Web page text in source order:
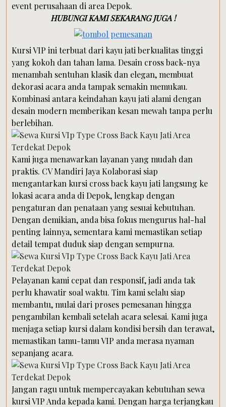
event perusahaan di area Depok.
HUBUNGI KAMI SEKARANG JUGA !
Kursi VIP ini terbuat dari kayu jati berkualitas tinggi
yang kokoh dan tahan lama. Desain cross back-nya
menambah sentuhan klasik dan elegan, membuat
dekorasi acara anda tampak semakin memukau.
Kombinasi antara keindahan kayu jati alami dengan
desain modern memberikan kesan mewah tanpa perlu
berlebihan.
Kami juga menawarkan layanan yang mudah dan
praktis. CV Mandiri Jaya Kolaborasi siap
mengantarkan kursi cross back kayu jati langsung ke
lokasi acara anda di Depok, lengkap dengan
pengaturan dan penataan yang sesuai kebutuhan.
Dengan demikian, anda bisa fokus mengurus hal-hal
penting lainnya, sementara kami memastikan setiap
detail tempat duduk siap dengan sempurna.
Pelayanan kami cepat dan responsif, jadi anda tak
perlu khawatir soal waktu. Tim kami selalu siap
membantu, mulai dari proses pemesanan hingga
pengambilan kembali setelah acara selesai. Kami juga
menjaga setiap kursi dalam kondisi bersih dan terawat,
memastikan tamu-tamu VIP anda merasa nyaman
sepanjang acara.
Jangan ragu untuk mempercayakan kebutuhan sewa
kursi VIP Anda kepada kami. Dengan harga terjangkau